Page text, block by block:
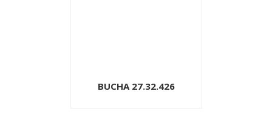
BUCHA 27.32.426